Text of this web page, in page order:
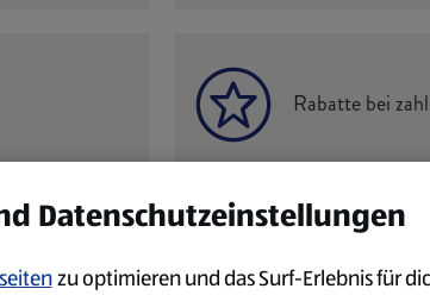
Rabatte bei
Datenschutzeinstellungen
zu optimieren und das Surf-Erlebnis für